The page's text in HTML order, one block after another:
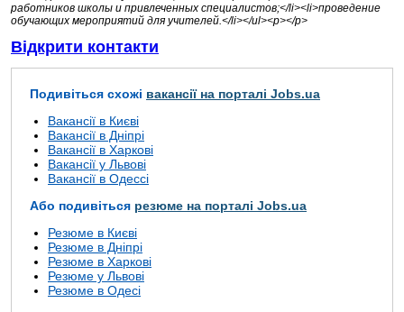
работников школы и привлеченных специалистов;</li><li>проведение
обучающих мероприятий для учителей.</li></ul><p></p>
Відкрити контакти
Подивіться схожі вакансії на порталі Jobs.ua
Вакансії в Києві
Вакансії в Дніпрі
Вакансії в Харкові
Вакансії у Львові
Вакансії в Одессі
Або подивіться резюме на порталі Jobs.ua
Резюме в Києві
Резюме в Дніпрі
Резюме в Харкові
Резюме у Львові
Резюме в Одесі